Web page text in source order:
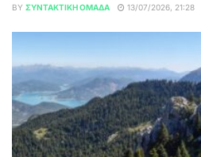
BY ΣΥΝΤΑΚΤΙΚΉ ΟΜΆΔΑ 13/07/2026, 21:28